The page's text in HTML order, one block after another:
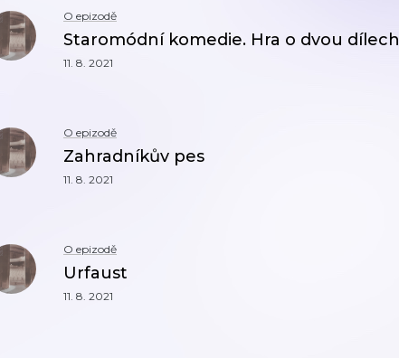
O epizodě
Staromódní komedie. Hra o dvou dílech
11. 8. 2021
O epizodě
Zahradníkův pes
11. 8. 2021
O epizodě
Urfaust
11. 8. 2021